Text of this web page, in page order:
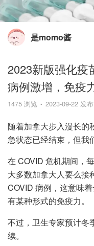
是momo酱
2023新版强化疫
病例激增，免疫
1475 浏览 2023-09-22 发布
随着加拿大步入漫长的
急状态已经结束，但我
在 COVID 危机期间，
大多数加拿大人要么接
COVID 病例，这意味
有某种形式的免疫力。
不过，卫生专家预计冬
续。